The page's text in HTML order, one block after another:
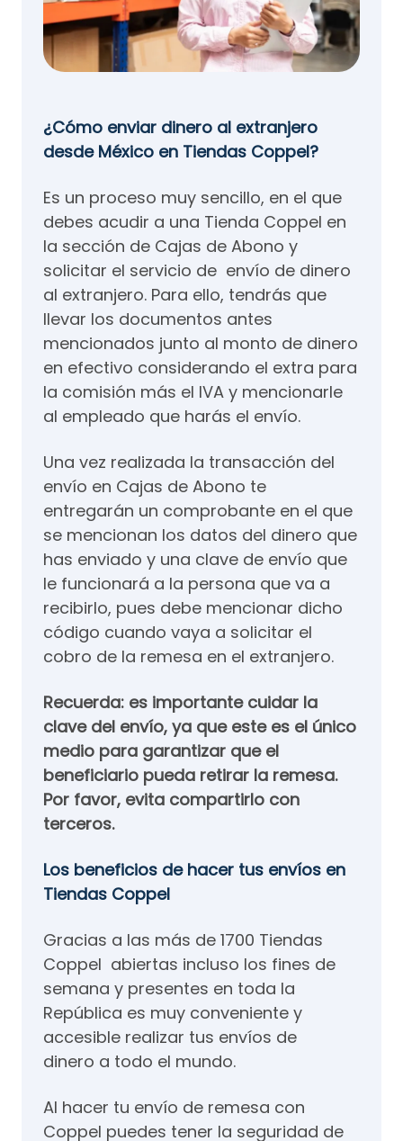
¿Cómo enviar dinero al extranjero
desde México en Tiendas Coppel?
Es un proceso muy sencillo, en el que
debes acudir a una Tienda Coppel en
la sección de Cajas de Abono y
solicitar el servicio de envío de dinero
al extranjero. Para ello, tendrás que
llevar los documentos antes
mencionados junto al monto de dinero
en efectivo considerando el extra para
la comisión más el IVA y mencionarle
al empleado que harás el envío.
Una vez realizada la transacción del
envío en Cajas de Abono te
entregarán un comprobante en el que
se mencionan los datos del dinero que
has enviado y una clave de envío que
le funcionará a la persona que va a
recibirlo, pues debe mencionar dicho
código cuando vaya a solicitar el
cobro de la remesa en el extranjero.
Recuerda: es importante cuidar la
clave del envío, ya que este es el único
medio para garantizar que el
beneficiario pueda retirar la remesa.
Por favor, evita compartirlo con
terceros.
Los beneficios de hacer tus envíos en
Tiendas Coppel
Gracias a las más de 1700 Tiendas
Coppel abiertas incluso los fines de
semana y presentes en toda la
República es muy conveniente y
accesible realizar tus envíos de
dinero a todo el mundo.
Al hacer tu envío de remesa con
Coppel puedes tener la seguridad de